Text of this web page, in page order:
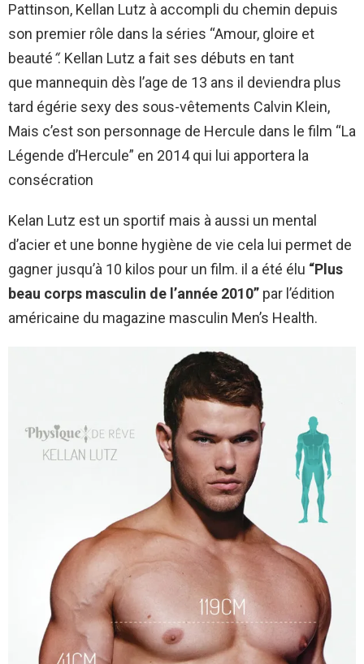
Pattinson, Kellan Lutz à accompli du chemin depuis
son premier rôle dans la séries “Amour, gloire et
beauté“. Kellan Lutz a fait ses débuts en tant
que mannequin dès l’age de 13 ans il deviendra plus
tard égérie sexy des sous-vêtements Calvin Klein,
Mais c’est son personnage de Hercule dans le film “La
Légende d’Hercule” en 2014 qui lui apportera la
consécration
Kelan Lutz est un sportif mais à aussi un mental
d’acier et une bonne hygiène de vie cela lui permet de
gagner jusqu’à 10 kilos pour un film. il a été élu “Plus
beau corps masculin de l’année 2010” par l’édition
américaine du magazine masculin Men’s Health.